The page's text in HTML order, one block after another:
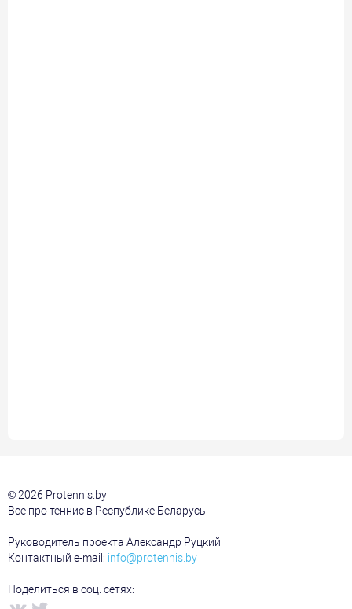
© 2026 Protennis.by
Все про теннис в Республике Беларусь
Руководитель проекта Александр Руцкий
Контактный e-mail: info@protennis.by
Поделиться в соц. сетях: